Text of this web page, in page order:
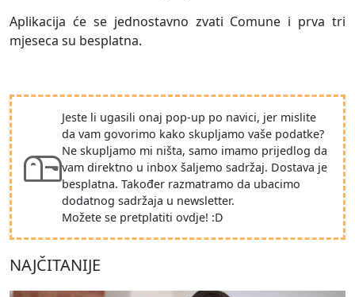
Aplikacija će se jednostavno zvati Comune i prva tri
mjeseca su besplatna.
Jeste li ugasili onaj pop-up po navici, jer mislite
da vam govorimo kako skupljamo vaše podatke?
Ne skupljamo mi ništa, samo imamo prijedlog da
vam direktno u inbox šaljemo sadržaj. Dostava je
besplatna. Također razmatramo da ubacimo
dodatnog sadržaja u newsletter.
Možete se pretplatiti ovdje! :D
NAJČITANIJE